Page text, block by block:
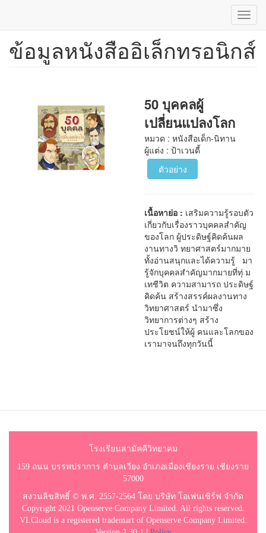
ข้าม
ข้อมูลหนังสืออิเล็กทรอนิกส์
50 บุคคลผู้
เปลี่ยนแปลงโลก
หมวด : หนังสือเด็ก-นิทาน
ผู้แต่ง : ป้าเวนดี้
ตัวอย่าง
เนื้อหาย่อ : เสริมความรู้รอบตัว
เกี่ยวกับเรื่องราวบุคคลสำคัญ
ของโลก ผู้ประดิษฐ์คิดค้นผล
งานทางวิ ทยาศาสตร์มากมาย
ทั้งอ่านสนุกและได้ความรู้ มา
รู้จักบุคคลสำคัญมากมายที่ทุ่ ม
เทชีวิต ความสามารถ ประดิษฐ์
คิดค้น สร้างสรรค์ผลงานทาง
วิทยาศาสตร์ นำมาซึ่ง
วิทยาการต่างๆ สร้าง
ประโยชน์ให้ผู้ คนและโลกของ
เรามาจนถึงทุกวันนี้
โรงเรียนสามัคคีวิทยาคม
159 ถนน บรรพปราการ ตำบลเวียง อำเภอเมืองเชียงราย เชียงราย
57000
สงวนลิขสิทธิ์ © พ.ศ. 2557-2564 โดย บริษัท โอเพ่นเซิร์ฟ จำกัด
Copyright 2021 Openserve Company Limited. All rights reserved.
VLCloud is a registered trademart of Openserve Company Limited.